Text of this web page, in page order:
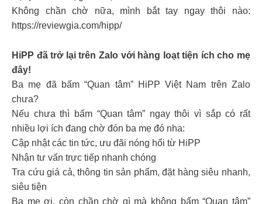
Không chần chờ nữa, mình bắt tay ngay thôi nào:
https://reviewgia.com/hipp/
HiPP đã trở lại trên Zalo với hàng loạt tiện ích cho mẹ
đây!
Ba mẹ đã bấm “Quan tâm” HiPP Việt Nam trên Zalo
chưa?
Nếu chưa thì bấm “Quan tâm” ngay thôi vì sắp có rất
nhiều lợi ích đang chờ đón ba mẹ đó nha:
Cập nhật các tin tức, ưu đãi nóng hổi từ HiPP
Nhận tư vấn trực tiếp nhanh chóng
Tra cứu giá cả, thông tin sản phẩm, đặt hàng siêu nhanh,
siêu tiện
Ba mẹ ơi, còn chần chờ gì mà không bấm “Quan tâm”